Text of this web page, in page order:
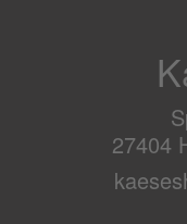
27404